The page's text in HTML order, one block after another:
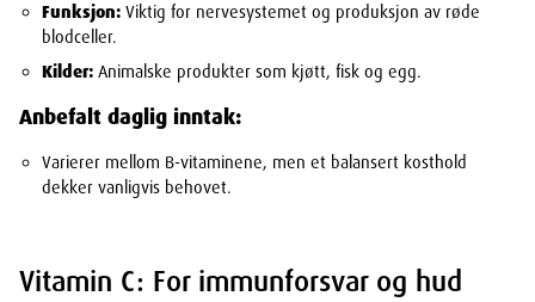
Funksjon: Viktig for nervesystemet og produksjon av røde
blodceller.
Kilder: Animalske produkter som kjøtt, fisk og egg.
Anbefalt daglig inntak:
Varierer mellom B-vitaminene, men et balansert kosthold
dekker vanligvis behovet.
Vitamin C: For immunforsvar og hud